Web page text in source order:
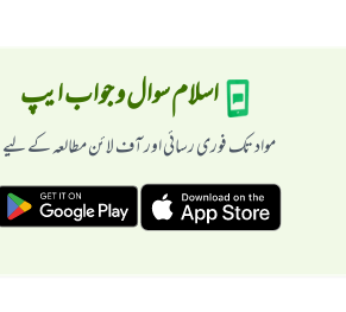
اسلام سوال و جواب ایپ
مواد تک فوری رسائی اور آف لائن مطالعہ کے لیے